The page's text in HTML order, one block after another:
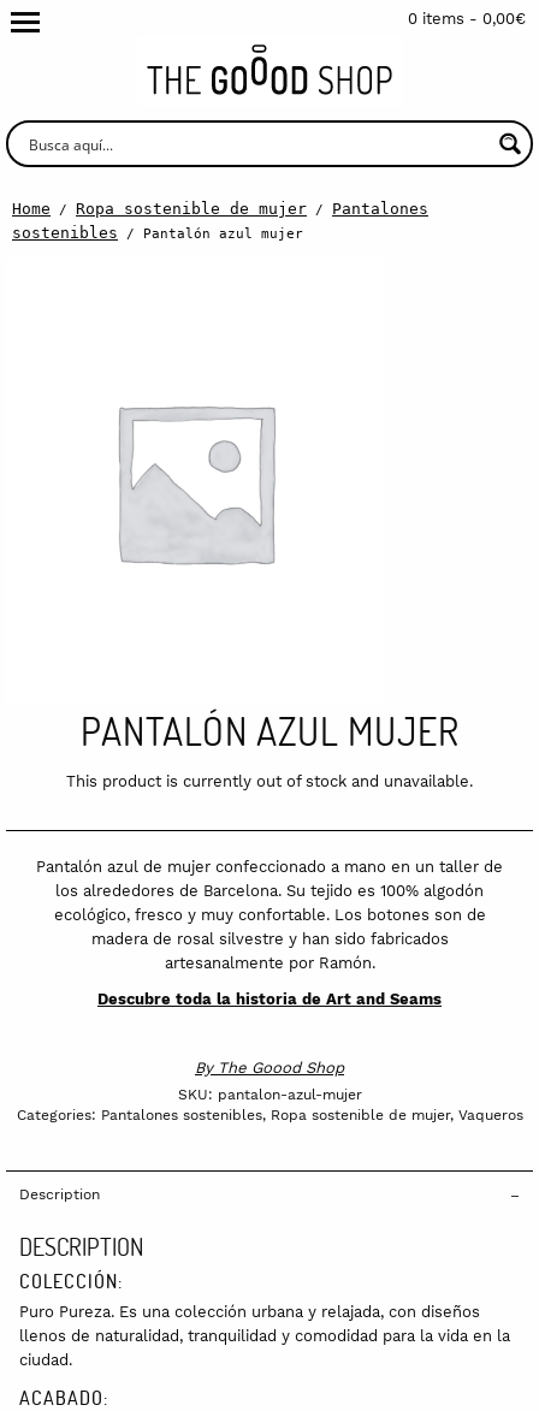
0 items - 0,00€
Home / Ropa sostenible de mujer / Pantalones
sostenibles / Pantalón azul mujer
PANTALÓN AZUL MUJER
This product is currently out of stock and unavailable.
Pantalón azul de mujer confeccionado a mano en un taller de
los alrededores de Barcelona. Su tejido es 100% algodón
ecológico, fresco y muy confortable. Los botones son de
madera de rosal silvestre y han sido fabricados
artesanalmente por Ramón.
Descubre toda la historia de Art and Seams
By The Goood Shop
SKU: pantalon-azul-mujer
Categories: Pantalones sostenibles, Ropa sostenible de mujer, Vaqueros
Description
DESCRIPTION
COLECCIÓN:
Puro Pureza. Es una colección urbana y relajada, con diseños
llenos de naturalidad, tranquilidad y comodidad para la vida en la
ciudad.
ACABADO: